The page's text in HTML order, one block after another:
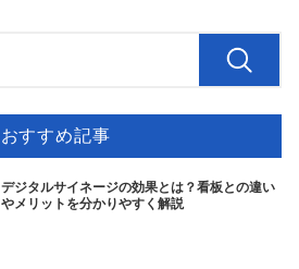
おすすめ記事
デジタルサイネージの効果とは？看板との違い
やメリットを分かりやすく解説